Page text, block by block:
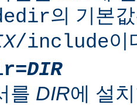
의 기본
/include이
DIR
를 DIR에 설